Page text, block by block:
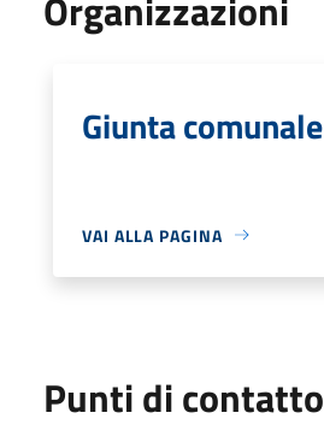
Giunta comunale
VAI ALLA PAGINA
Punti di contatto